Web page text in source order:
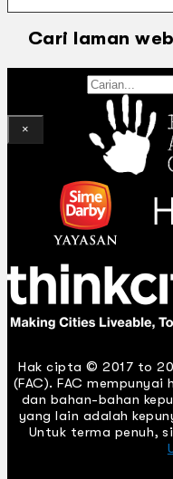
Cari laman web
×
Hak cipta © 2017 to
(FAC). FAC
dan bahan-bahan
yang lain adalah
Untuk terma penuh,